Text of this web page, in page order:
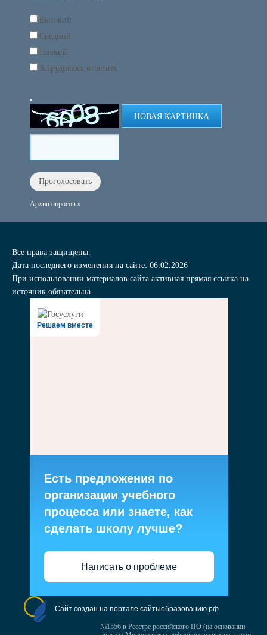
Высокий
Средний
Низкий
Затрудняюсь ответить
НОВАЯ КАРТИНКА
Архив опросов »
Все права защищены.
Дата последнего изменения на сайте: 06.02.2026
При использовании материалов сайта активная прямая ссылка на
источник обязательна
Решаем вместе
Есть предложения по
организации учебного
процесса или знаете, как
сделать школу лучше?
Написать о проблеме
Сайт создан на портале сайтыобразованию.рф
№1556 в Реестре российского ПО (на основании